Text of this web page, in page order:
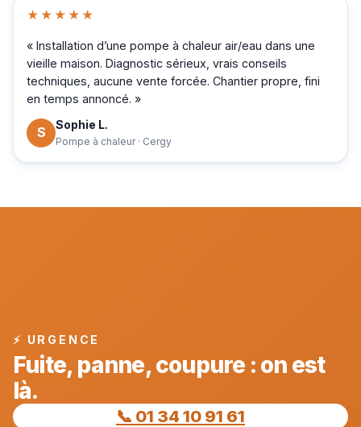
★★★★★
« Installation d’une pompe à chaleur air/eau dans une
vieille maison. Diagnostic sérieux, vrais conseils
techniques, aucune vente forcée. Chantier propre, fini
en temps annoncé. »
S Sophie L.
Pompe à chaleur · Cergy
⚡ URGENCE
Fuite, panne, coupure : on est
là.
📞 01 34 10 91 61